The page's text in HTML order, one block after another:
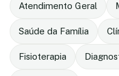
Atendimento Geral
Saúde da Família
Fisioterapia